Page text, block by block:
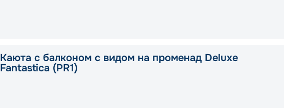
Каюта с балконом с видом на променад Deluxe
Fantastica (PR1)